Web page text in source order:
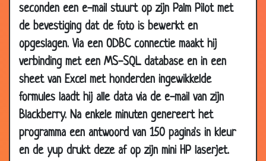
seconden een e-mail stuurt op zijn Palm Pilot met
de bevestiging dat de foto is bewerkt en
opgeslagen. Via een ODBC connectie maakt hij
verbinding met een MS-SQL database en in een
sheet van Excel met honderden ingewikkelde
formules laadt hij alle data via de e-mail van zijn
Blackberry. Na enkele minuten genereert het
programma een antwoord van 150 pagina's in kleur
en de yup drukt deze af op zijn mini HP laserjet.
2007
12 Feb
2007
Hoge huurprijs
12 Feb
2007
Wereldwijde opiniepeiling 3.31
12 Feb
2007
F-en
12 Feb
2007
Politie raadsel 2.90